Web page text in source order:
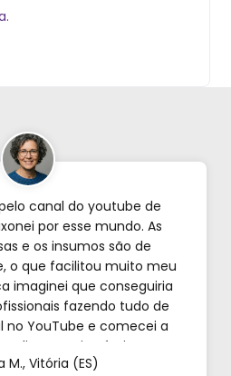
canal do youtube de
por esse mundo. As
e os insumos são de
o que facilitou muito meu
imaginei que conseguiria
fazendo tudo de
no YouTube e comecei a
dicas são incríveis e os
como mostram nos
M., Vitória (ES)